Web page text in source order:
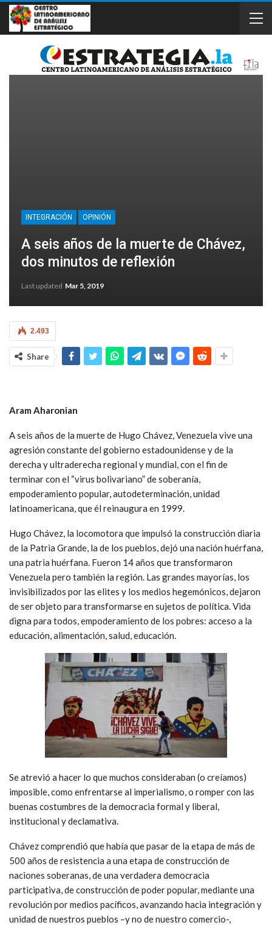
INTEGRACIÓN OPINIÓN
A seis años de la muerte de Chávez,
dos minutos de reflexión
Last updated Mar 5, 2019
2.493
Share
Aram Aharonian
A seis años de la muerte de Hugo Chávez, Venezuela vive una
agresión constante del gobierno estadounidense y de la
derecha y ultraderecha regional y mundial, con el fin de
terminar con el “virus bolivariano” de soberanía,
empoderamiento popular, autodeterminación, unidad
latinoamericana, que él reinaugura en 1999.
Hugo Chávez, la locomotora que impulsó la construcción diaria
de la Patria Grande, la de los pueblos, dejó una nación huérfana,
una patria huérfana. Fueron 14 años que transformaron
Venezuela pero también la región. Las grandes mayorías, los
invisibilizados por las elites y los medios hegemónicos, dejaron
de ser objeto para transformarse en sujetos de política. Vida
digna para todos, empoderamiento de los pobres: acceso a la
educación, alimentación, salud, educación.
Se atrevió a hacer lo que muchos consideraban (o creíamos)
imposible, como enfrentarse al imperialismo, o romper con las
buenas costumbres de la democracia formal y liberal,
institucional y declamativa.
Chávez comprendió que había que pasar de la etapa de más de
500 años de resistencia a una etapa de construcción de
naciones soberanas, de una verdadera democracia
participativa, de construcción de poder popular, mediante una
revolución por medios pacíficos, avanzando hacia integración y
unidad de nuestros pueblos –y no de nuestro comercio-,